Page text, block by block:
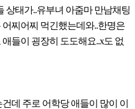
상태가..유부녀 아줌마 만남채팅
찌어찌 먹긴했는데와..한명은
들이 굉장히 도도해요..x도 없
데 주로 어학당 애들이 많이 이